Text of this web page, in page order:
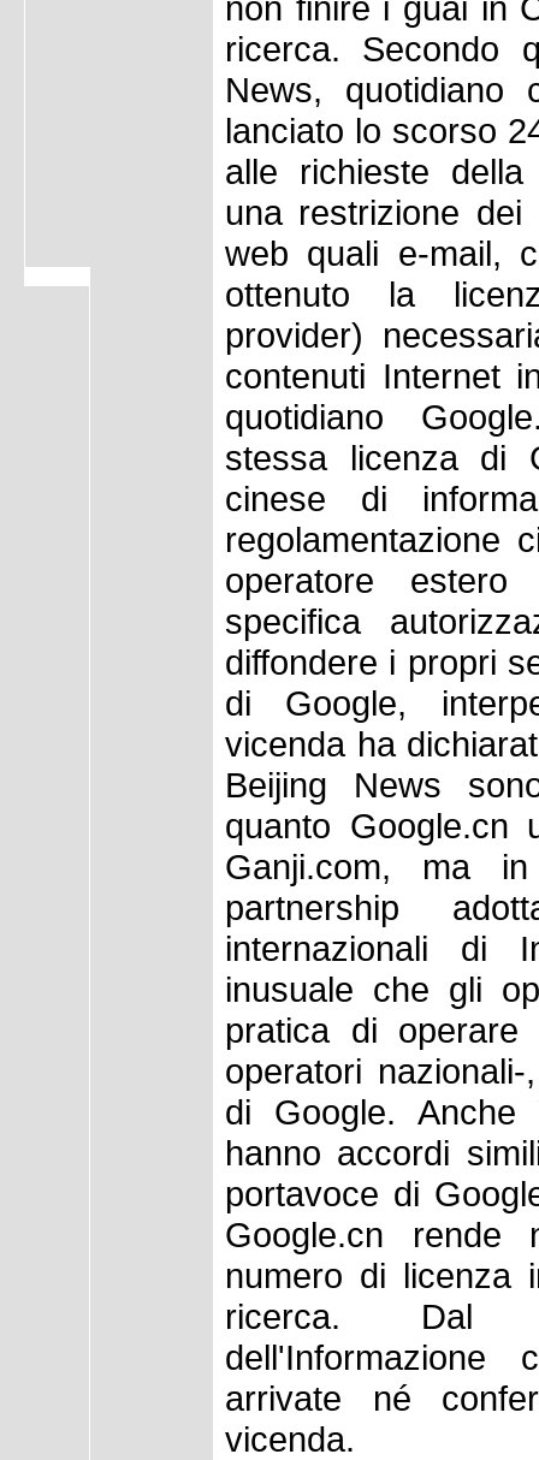
ricerca. Secondo
News, quotidiano
lanciato lo scorso
alle richieste
una restrizione
web quali e-mail,
ottenuto la
provider)
contenuti Internet
quotidiano
stessa licenza di
cinese di
regolamentazione
operatore
specifica
diffondere i propri
di Google,
vicenda ha
Beijing News
quanto Google.cn
Ganji.com, ma
partnership
internazionali di
inusuale che gli
pratica di operare
operatori
di Google.
hanno accordi
portavoce di
Google.cn
numero di licenza
ricerca. Dal
arrivate né
vicenda.